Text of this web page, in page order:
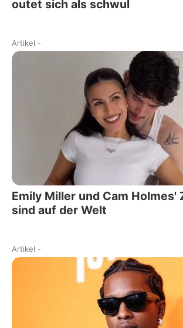
outet sich als schwul
Artikel -
Emily Miller und Cam Holmes'
sind auf der Welt
Artikel -